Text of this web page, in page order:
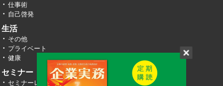
仕事術
自己啓発
生活
その他
プライベート
健康
セミナー・イベント
セミナーレポート